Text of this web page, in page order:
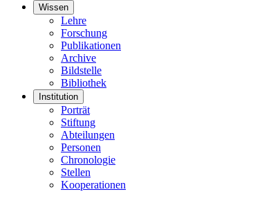
Wissen
Lehre
Forschung
Publikationen
Archive
Bildstelle
Bibliothek
Institution
Porträt
Stiftung
Abteilungen
Personen
Chronologie
Stellen
Kooperationen